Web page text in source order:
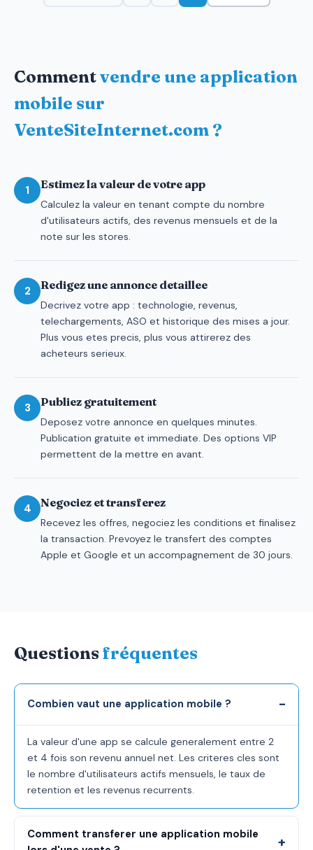
Commentvendre une application
mobile sur
VenteSiteInternet.com ?
1 Estimez la valeur de votre app
Calculez la valeur en tenant compte du nombre
d'utilisateurs actifs, des revenus mensuels et de la
note sur les stores.
2 Redigez une annonce detaillee
Decrivez votre app : technologie, revenus,
telechargements, ASO et historique des mises a jour.
Plus vous etes precis, plus vous attirerez des
acheteurs serieux.
3 Publiez gratuitement
Deposez votre annonce en quelques minutes.
Publication gratuite et immediate. Des options VIP
permettent de la mettre en avant.
4 Negociez et transferez
Recevez les offres, negociez les conditions et finalisez
la transaction. Prevoyez le transfert des comptes
Apple et Google et un accompagnement de 30 jours.
Questionsfréquentes
Combien vaut une application mobile ?
La valeur d'une app se calcule generalement entre 2
et 4 fois son revenu annuel net. Les criteres cles sont
le nombre d'utilisateurs actifs mensuels, le taux de
retention et les revenus recurrents.
Comment transferer une application mobile